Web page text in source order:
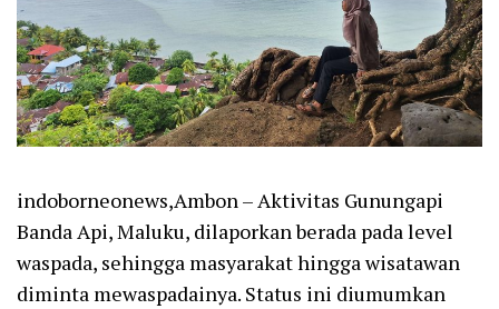
indoborneonews,Ambon – Aktivitas Gunungapi
Banda Api, Maluku, dilaporkan berada pada level
waspada, sehingga masyarakat hingga wisatawan
diminta mewaspadainya. Status ini diumumkan